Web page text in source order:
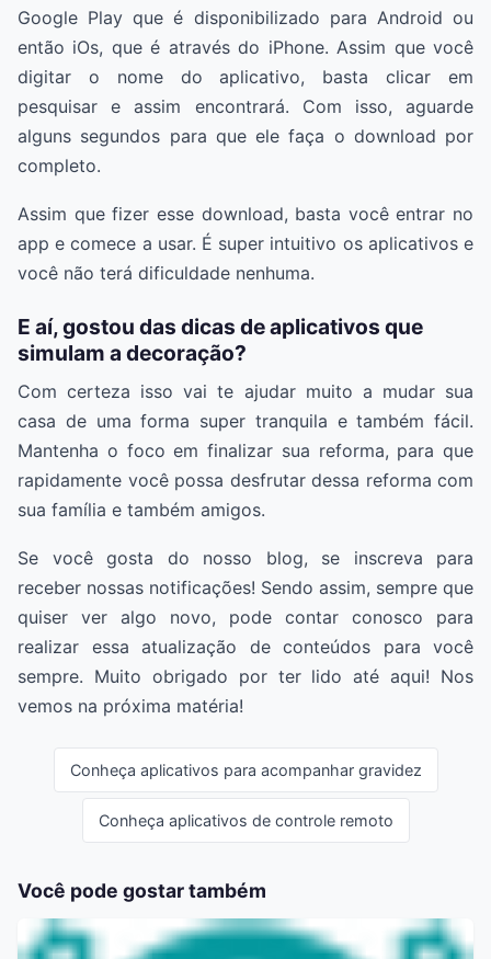
Google Play que é disponibilizado para Android ou
então iOs, que é através do iPhone. Assim que você
digitar o nome do aplicativo, basta clicar em
pesquisar e assim encontrará. Com isso, aguarde
alguns segundos para que ele faça o download por
completo.
Assim que fizer esse download, basta você entrar no
app e comece a usar. É super intuitivo os aplicativos e
você não terá dificuldade nenhuma.
E aí, gostou das dicas de aplicativos que
simulam a decoração?
Com certeza isso vai te ajudar muito a mudar sua
casa de uma forma super tranquila e também fácil.
Mantenha o foco em finalizar sua reforma, para que
rapidamente você possa desfrutar dessa reforma com
sua família e também amigos.
Se você gosta do nosso blog, se inscreva para
receber nossas notificações! Sendo assim, sempre que
quiser ver algo novo, pode contar conosco para
realizar essa atualização de conteúdos para você
sempre. Muito obrigado por ter lido até aqui! Nos
vemos na próxima matéria!
Conheça aplicativos para acompanhar gravidez
Conheça aplicativos de controle remoto
Você pode gostar também